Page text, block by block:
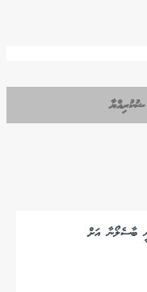
ޝުކުރިއްޔާ
ބާސެލޯނާ އަށް